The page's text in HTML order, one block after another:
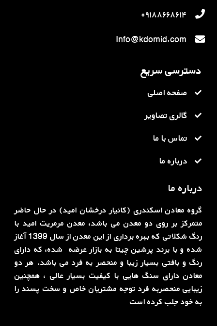
۰۹۱۸۸۶۶۸۶۱۴
Info@kdomid.com
دسترسی سریع
صفحه اصلی
گالری تصاویر
تماس با ما
درباره ما
درباره ما
گروه معادن اسکندری (کانیار درخشان امید) در حال حاضر
متمرکز بر روی دو معدن می باشد، معدن مرمریت امید با
رنگ شکلاتی که بهره برداری از این معدن از سال 1399 آغاز
شده و با برند پرشین چیتا به بازار عرضه ‌ شده، که دارای
رنگ و بافتی بسیار زیبا و منحصر به فرد می باشد. هر دو
معادن دارای سنگ هایی با کیفیت بسیار عالی ، همچنین
زیبایی منحصربه فرد توجه مشتریان خاص و سخت پسند را
به خود جلب کرده است